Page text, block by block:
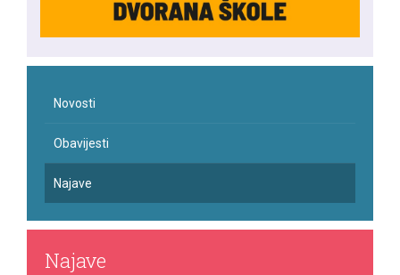
Novosti
Obavijesti
Najave
Najave